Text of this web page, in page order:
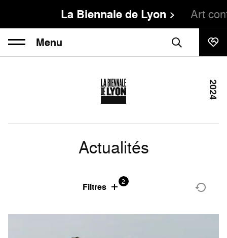
La Biennale de Lyon Art
Menu
Actualités
2024
Filtres 2